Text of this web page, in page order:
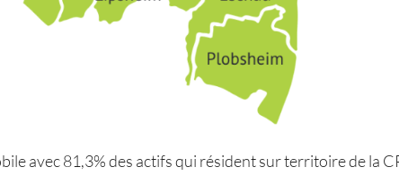
avec 81,3% des actifs qui résident sur territoire de la